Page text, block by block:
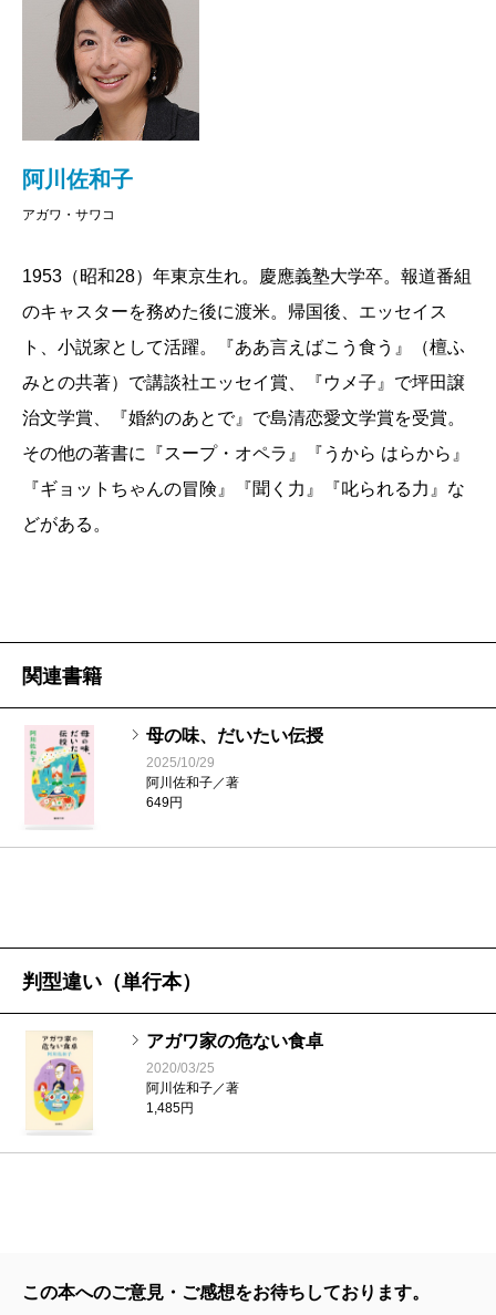
七行にわたる詳細な文は毎夜私が実行していること
だ。
〈この方法で注いでみせたら父はたいそう喜んだ。以
来、父はビールを飲もうとするたび、私を呼びつける
ようになった。／「おい、サワコ、ビールを注いでく
た回数は限りなく少ないけれど、私が作った切り干し
大根と、私が注ぐビールに関してはいつも無条件に褒
めてくれた〉と述懐する。娘をあまり褒めない「昭和
の父」が、注がれたビールに目を細める姿はほほえま
しい。
日常の癖「ラップ二度使い」は私もそうで大いに賛
同。割り箸を捨てない、爪楊枝の居心地のわるさ、空
き瓶を捨てられない〈愚瓶ども〉も同じ。清冽な著者
十二
、 今年一月号
「
文士の子ども被害者の会 」公開鼎談が、気うるさい
職業の父を持った苦労を披露しながら、いつの間にか
自分も文を書くようになっている感懐がおもしろかっ
だめと言われ、日本橋の「にんべん」でいちばん高価
な鰹節を買い、きれいに削って運ぶと喜んだ。しかし
合わせたチューブわさびがダメ出しされ、その次は本
山葵のおろし立てになった。亡くなる二日前、ほとん
ど食べる力がなくなってきて、好物の〈とうもろこし
の天ぷら〉を「食べてみますか？」と口に運ぶと、ま
もなく吐き出し、一言「まずい」と言ったのが父の最
ー！」と手伝うようになった。母は夫が亡くなると重
きたのに驚嘆したことがありますが、同じ年頃になっ
た佐和子さんの文章もまた、今までよりさらに暢達
で、さらに巧みになっています。
とりわけユーモア。ラップの二度使いの項など、一
るからこそ、巻末に食後酒のように置かれた和田誠さ
2020/05/27
阿川佐和子
アガワ・サワコ
1953（昭和28）年東京生れ。慶應義塾大学卒。報道番組
のキャスターを務めた後に渡米。帰国後、エッセイス
ト、小説家として活躍。『ああ言えばこう食う』（檀ふ
みとの共著）で講談社エッセイ賞、『ウメ子』で坪田譲
治文学賞、『婚約のあとで』で島清恋愛文学賞を受賞。
その他の著書に『スープ・オペラ』『うから はらから』
『ギョットちゃんの冒険』『聞く力』『叱られる力』な
どがある。
関連書籍
母の味、だいたい伝授
2025/10/29
阿川佐和子／著
649円
判型違い（単行本）
アガワ家の危ない食卓
2020/03/25
阿川佐和子／著
1,485円
この本へのご意見・ご感想をお待ちしております。